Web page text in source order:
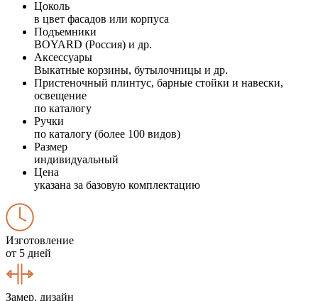
Цоколь
в цвет фасадов или корпуса
Подъемники
BOYARD (Россия) и др.
Аксессуары
Выкатные корзины, бутылочницы и др.
Пристеночный плинтус, барные стойки и навески,
освещение
по каталогу
Ручки
по каталогу (более 100 видов)
Размер
индивидуальный
Цена
указана за базовую комплектацию
Изготовление
от 5 дней
Замер, дизайн